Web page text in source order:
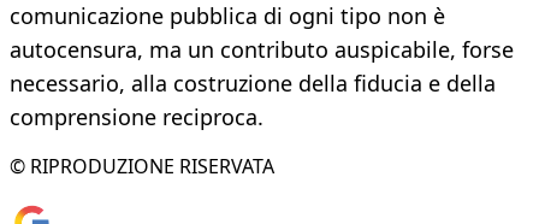
comunicazione pubblica di ogni tipo non è
autocensura, ma un contributo auspicabile, forse
necessario, alla costruzione della fiducia e della
comprensione reciproca.
© RIPRODUZIONE RISERVATA